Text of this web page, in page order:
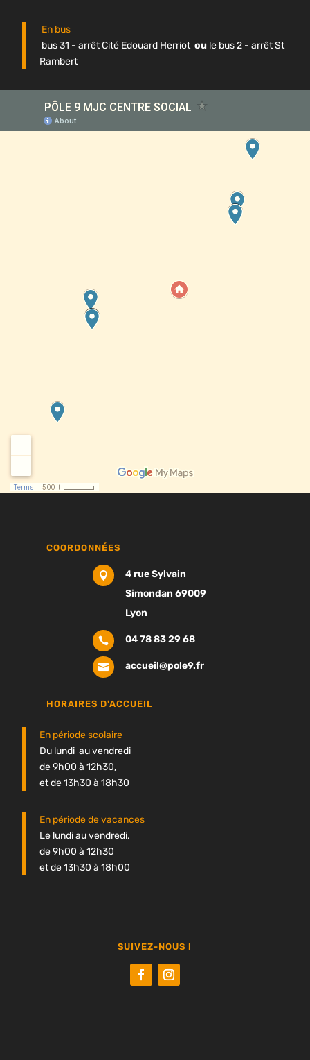
En bus
bus 31 - arrêt Cité Edouard Herriot ou le bus 2 - arrêt St
Rambert
COORDONNÉES

4 rue Sylvain
Simondan 69009
Lyon
 04 78 83 29 68
 accueil@pole9.fr
HORAIRES D'ACCUEIL
En période scolaire
Du lundi au vendredi
de 9h00 à 12h30,
et de 13h30 à 18h30
En période de vacances
Le lundi au vendredi,
de 9h00 à 12h30
et de 13h30 à 18h00
SUIVEZ-NOUS !